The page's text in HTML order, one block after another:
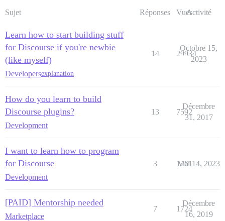
Sujet Réponses VuesActivité
Learn how to start building stuff
for Discourse if you're newbie
(like myself)
Developersexplanation
14 29934
Octobre 15,
2023
How do you learn to build
Discourse plugins?
Development
13 7592
Décembre
31, 2017
I want to learn how to program
for Discourse
Development
3 1261
Mai 14, 2023
[PAID] Mentorship needed
Marketplace
7 1724
Décembre
16, 2019